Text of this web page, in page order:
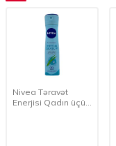
Nivea Təravət
Enerjisi Qadın üçün